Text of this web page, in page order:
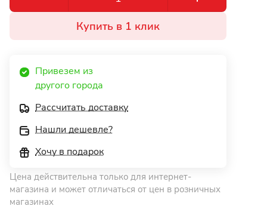
Купить в 1 клик
Привезем из
другого города
Рассчитать доставку
Нашли дешевле?
Хочу в подарок
Цена действительна только для интернет-
магазина и может отличаться от цен в розничных
магазинах